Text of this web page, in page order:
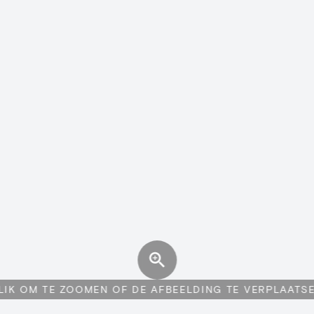
OM TE ZOOMEN OF DE AFBEELDING TE